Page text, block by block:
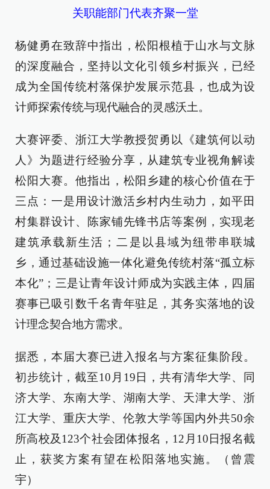
关职能部门代表齐聚一堂
杨健勇在致辞中指出，松阳根植于山水与文脉
的深度融合，坚持以文化引领乡村振兴，已经
成为全国传统村落保护发展示范县，也成为设
计师探索传统与现代融合的灵感沃土。
大赛评委、浙江大学教授贺勇以《建筑何以动
人》为题进行经验分享，从建筑专业视角解读
松阳大赛。他指出，松阳乡建的核心价值在于
三点：一是用设计激活乡村内生动力，如平田
村集群设计、陈家铺先锋书店等案例，实现老
建筑承载新生活；二是以县域为纽带串联城
乡，通过基础设施一体化避免传统村落“孤立标
本化”；三是让青年设计师成为实践主体，四届
赛事已吸引数千名青年驻足，其务实落地的设
计理念契合地方需求。
据悉，本届大赛已进入报名与方案征集阶段。
初步统计，截至10月19日，共有清华大学、同
济大学、东南大学、湖南大学、天津大学、浙
江大学、重庆大学、伦敦大学等国内外共50余
所高校及123个社会团体报名，12月10日报名截
止，获奖方案有望在松阳落地实施。（曾震
宇）